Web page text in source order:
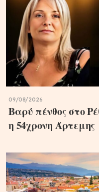
09/08/2026
Βαρύ πένθος στο
η 54χρονη Άρτεμης